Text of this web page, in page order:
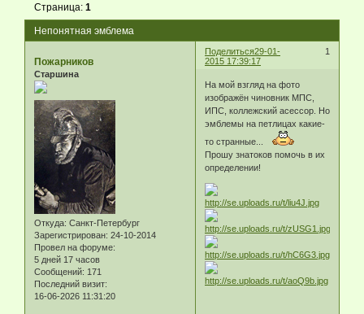
Непонятная эмблема
Страница:1
Поделиться 1
29-01-
2015 17:39:17
Пожарников
Старшина
Откуда: Санкт-Петербург
Зарегистрирован: 24-10-2014
Провел на форуме:
5 дней 17 часов
Сообщений: 171
Последний визит:
16-06-2026 11:31:20
На мой взгляд на фото
изображён чиновник МПС,
ИПС, коллежский асессор. Но
эмблемы на петлицах какие-
то странные...
Прошу знатоков помочь в их
определении!